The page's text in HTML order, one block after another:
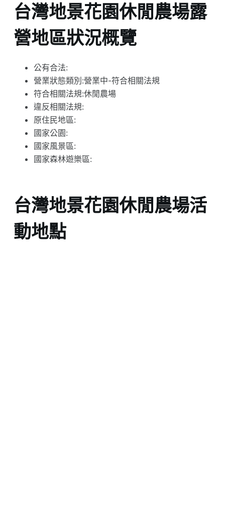
台灣地景花園休閒農場露
營地區狀況概覽
公有合法:
營業狀態類別:營業中-符合相關法規
符合相關法規:休閒農場
違反相關法規:
原住民地區:
國家公園:
國家風景區:
國家森林遊樂區:
台灣地景花園休閒農場活
動地點